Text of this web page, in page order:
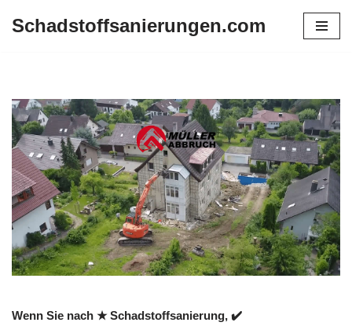
Schadstoffsanierungen.com
Wenn Sie nach ★ Schadstoffsanierung, ✔️